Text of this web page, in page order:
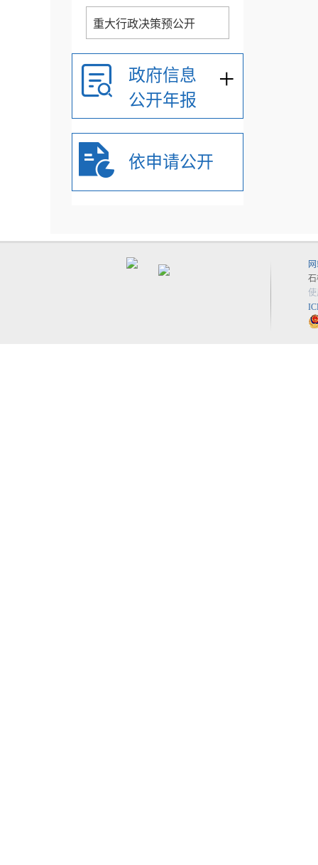
重大行政决策预公开
政府信息
公开年报
+
依申请公开